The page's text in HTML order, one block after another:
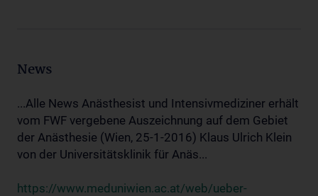
News
...Alle News Anästhesist und Intensivmediziner erhält
vom FWF vergebene Auszeichnung auf dem Gebiet
der Anästhesie (Wien, 25-1-2016) Klaus Ulrich Klein
von der Universitätsklinik für Anäs...
https://www.meduniwien.ac.at/web/ueber-